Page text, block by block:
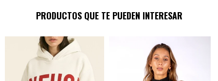
PRODUCTOS QUE TE PUEDEN INTERESAR